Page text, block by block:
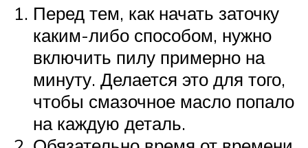
Перед тем, как начать заточку
каким-либо способом, нужно
включить пилу примерно на
минуту. Делается это для того,
чтобы смазочное масло попало
на каждую деталь.